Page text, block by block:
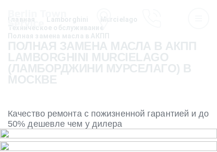
Главная Lamborghini
Murcielago
Техническое обслуживание
Полная замена масла в АКПП
ПОЛНАЯ ЗАМЕНА МАСЛА В АКПП
LAMBORGHINI MURCIELAGO
(ЛАМБОРДЖИНИ МУРСЕЛАГО) В
МОСКВЕ
Качество ремонта с пожизненной гарантией и до
50% дешевле чем у дилера